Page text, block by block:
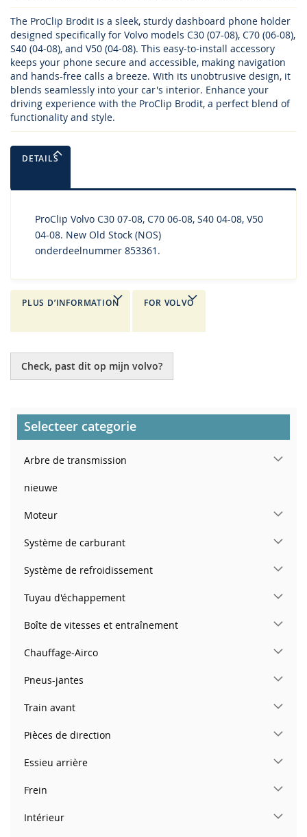
The ProClip Brodit is a sleek, sturdy dashboard phone holder
designed specifically for Volvo models C30 (07-08), C70 (06-08),
S40 (04-08), and V50 (04-08). This easy-to-install accessory
keeps your phone secure and accessible, making navigation
and hands-free calls a breeze. With its unobtrusive design, it
blends seamlessly into your car's interior. Enhance your
driving experience with the ProClip Brodit, a perfect blend of
functionality and style.
DETAILS
ProClip Volvo C30 07-08, C70 06-08, S40 04-08, V50
04-08. New Old Stock (NOS)
onderdeelnummer 853361.
PLUS D’INFORMATION FOR VOLVO
Check, past dit op mijn volvo?
Selecteer categorie
Arbre de transmission
nieuwe
Moteur
Système de carburant
Système de refroidissement
Tuyau d'échappement
Boîte de vitesses et entraînement
Chauffage-Airco
Pneus-jantes
Train avant
Pièces de direction
Essieu arrière
Frein
Intérieur